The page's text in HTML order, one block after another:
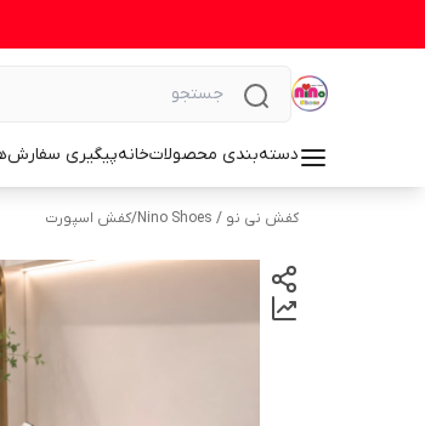
دسته‌بندی محصولاتخانهپیگیری سفارش
کفش نی نو / Nino Shoes /کفش اسپورت